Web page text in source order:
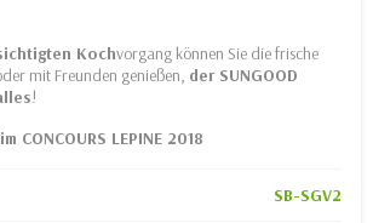
Kochvorgang können Sie die frische
mit Freunden genießen, der SUNGOOD
!
CONCOURS LEPINE 2018
SB-SGV2